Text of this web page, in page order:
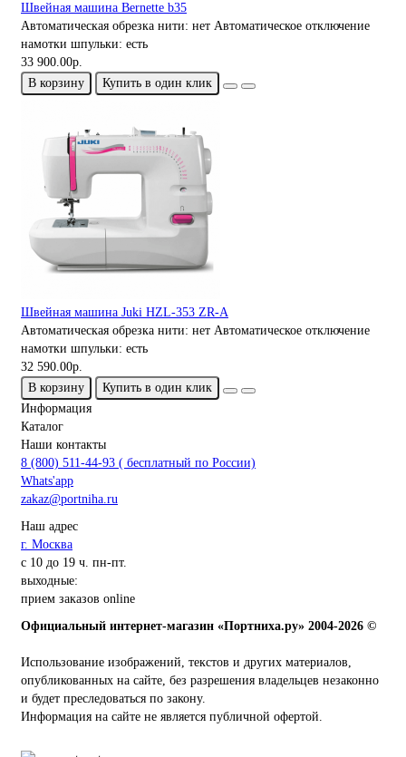
Швейная машина Bernette b35
Автоматическая обрезка нити: нет Автоматическое отключение
намотки шпульки: есть
33 900.00р.
В корзину
Купить в один клик
Швейная машина Juki HZL-353 ZR-A
Автоматическая обрезка нити: нет Автоматическое отключение
намотки шпульки: есть
32 590.00р.
В корзину
Купить в один клик
Информация
Каталог
Наши контакты
8 (800) 511-44-93 ( бесплатный по России)
Whats'app
zakaz@portniha.ru
Наш адрес
г. Москва
с 10 до 19 ч. пн-пт.
выходные:
прием заказов online
Официальный интернет-магазин «Портниха.ру» 2004-2026 ©
Использование изображений, текстов и других материалов,
опубликованных на сайте, без разрешения владельцев незаконно
и будет преследоваться по закону.
Информация на сайте не является публичной офертой.